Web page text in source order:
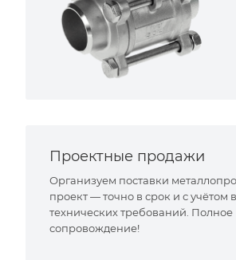
Проектные продажи
Организуем поставки
проект — точно в срок и с учётом
технических требований. Полное
сопровождение!